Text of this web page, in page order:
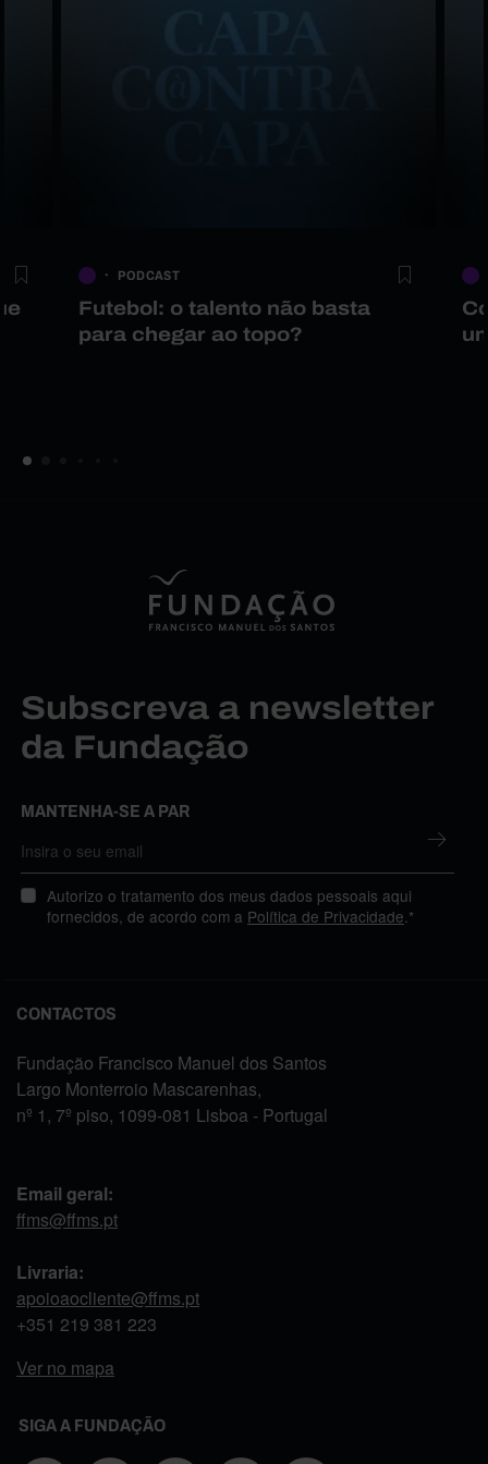
PODCAST
Futebol: o talento não basta
para chegar ao topo?
Subscreva a newsletter
da Fundação
MANTENHA-SE A PAR
Autorizo o tratamento dos meus dados pessoais aqui
fornecidos, de acordo com a Política de Privacidade .*
CONTACTOS
Fundação Francisco Manuel dos Santos
Largo Monterroio Mascarenhas,
nº 1, 7º piso, 1099-081 Lisboa - Portugal
Email geral:
ffms@ffms.pt
Livraria:
apoioaocliente@ffms.pt
+351 219 381 223
Ver no mapa
SIGA A FUNDAÇÃO